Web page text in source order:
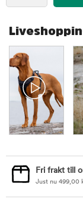
Fri frakt till
Just nu 499,00